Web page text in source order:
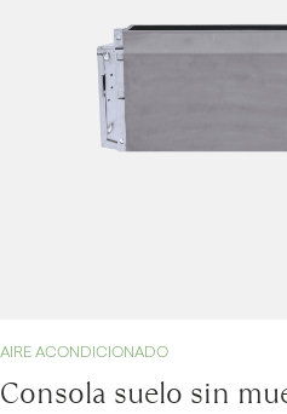
AIRE ACONDICIONADO
Consola suelo sin